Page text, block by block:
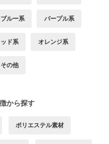
ブルー系 パープル系
ド系 オレンジ系
その他
から探す
ポリエステル素材